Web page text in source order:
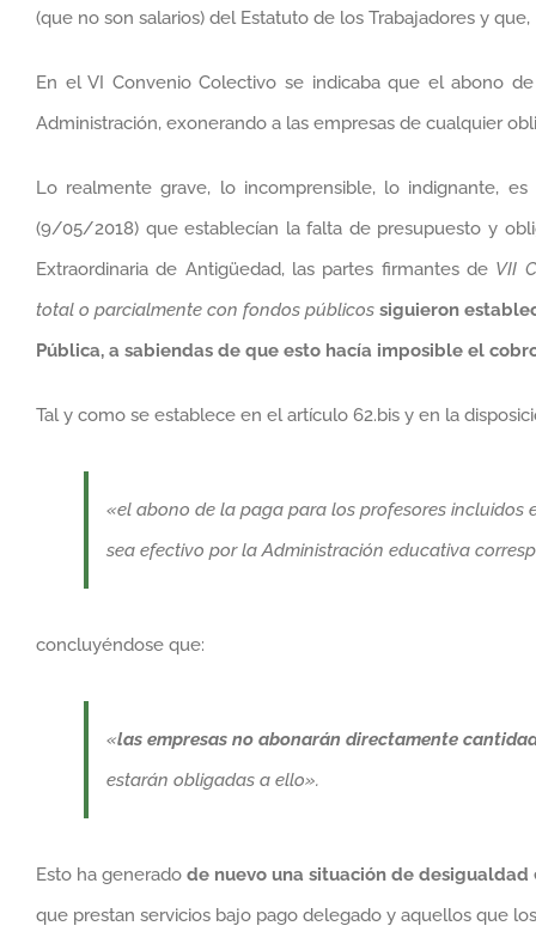
(que no son salarios) del Estatuto de los Trabajadores y
En el VI Convenio Colectivo se indicaba que el abono
Administración, exonerando a las empresas de cualquier
Lo realmente grave, lo incomprensible, lo indignante,
(9/05/2018) que establecían la falta de presupuesto y
Extraordinaria de Antigüedad, las partes firmantes de VII
total o parcialmente con fondos públicos siguieron
Pública, a sabiendas de que esto hacía imposible el
Tal y como se establece en el artículo 62.bis y en la
«el abono de la paga para los profesores
sea efectivo por la Administración educativa
concluyéndose que:
«las empresas no abonarán directamente
estarán obligadas a ello».
Esto ha generado de nuevo una situación de desigualdad
que prestan servicios bajo pago delegado y aquellos que